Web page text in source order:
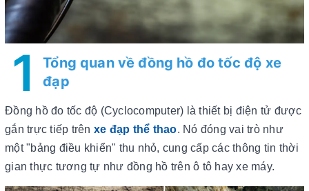
1
Tổng quan về đồng hồ đo tốc độ xe
đạp
Đồng hồ đo tốc độ (Cyclocomputer) là thiết bị điện tử được
gắn trực tiếp trên xe đạp thể thao. Nó đóng vai trò như
một "bảng điều khiển" thu nhỏ, cung cấp các thông tin thời
gian thực tương tự như đồng hồ trên ô tô hay xe máy.